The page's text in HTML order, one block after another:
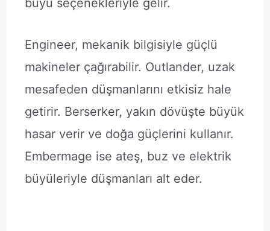
büyü seçenekleriyle gelir.
Engineer, mekanik bilgisiyle güçlü
makineler çağırabilir. Outlander, uzak
mesafeden düşmanlarını etkisiz hale
getirir. Berserker, yakın dövüşte büyük
hasar verir ve doğa güçlerini kullanır.
Embermage ise ateş, buz ve elektrik
büyüleriyle düşmanları alt eder.